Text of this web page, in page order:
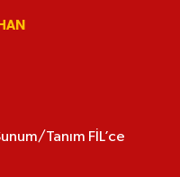
Tanım FİL’ce